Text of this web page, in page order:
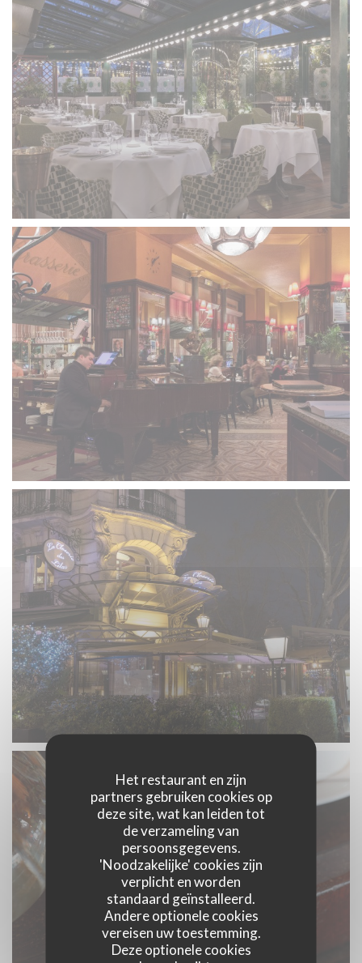
Het restaurant en zijn
partners gebruiken cookies op
deze site, wat kan leiden tot
de verzameling van
persoonsgegevens.
'Noodzakelijke' cookies zijn
verplicht en worden
standaard geïnstalleerd.
Andere optionele cookies
vereisen uw toestemming.
Deze optionele cookies